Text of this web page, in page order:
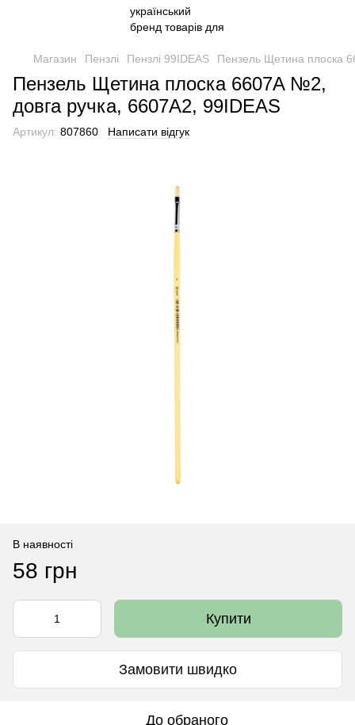
Магазин Пензлі Пензлі 99IDEAS Пензель Щетина плоска
Пензель Щетина плоска 6607A №2,
довга ручка, 6607A2, 99IDEAS
Артикул: 807860 Написати відгук
В наявності
58 грн
Купити
Замовити швидко
До обраного